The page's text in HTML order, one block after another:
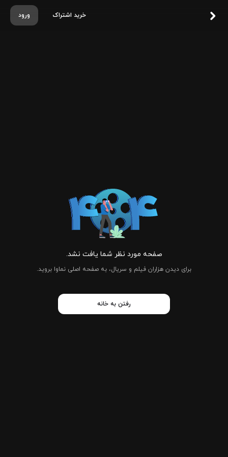
ورود خرید اشتراک
صفحه مورد نظر شما یافت نشد.
برای دیدن هزاران فیلم و سریال، به صفحه اصلی نماوا بروید.
رفتن به خانه